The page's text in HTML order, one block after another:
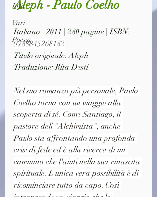
Info
Vari
Poesia
Aleph - Paulo Coelho
Italiano | 2011 | 280 pagine | ISBN:
9788845268182
Titolo originale: Aleph
Traduzione: Rita Desti
Nel suo romanzo più personale, Paulo
Coelho torna con un viaggio alla
scoperta di sé. Come Santiago, il
pastore dell'"Alchimista", anche
Paulo sta affrontando una profonda
crisi di fede ed è alla ricerca di un
cammino che l'aiuti nella sua rinascita
spirituale. L'unica vera possibilità è di
ricominciare tutto da capo. Così